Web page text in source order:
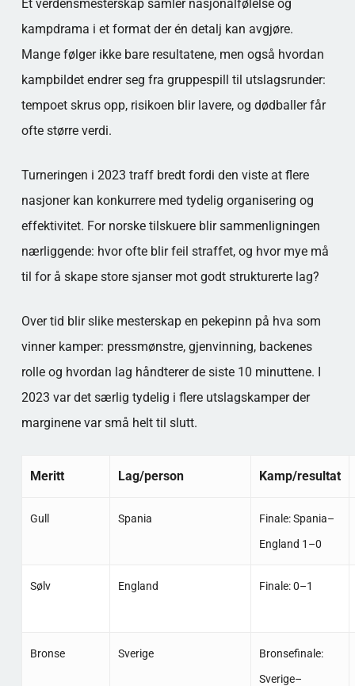
Et verdensmesterskap samler nasjonalfølelse og
kampdrama i et format der én detalj kan avgjøre.
Mange følger ikke bare resultatene, men også hvordan
kampbildet endrer seg fra gruppespill til utslagsrunder:
tempoet skrus opp, risikoen blir lavere, og dødballer får
ofte større verdi.
Turneringen i 2023 traff bredt fordi den viste at flere
nasjoner kan konkurrere med tydelig organisering og
effektivitet. For norske tilskuere blir sammenligningen
nærliggende: hvor ofte blir feil straffet, og hvor mye må
til for å skape store sjanser mot godt strukturerte lag?
Over tid blir slike mesterskap en pekepinn på hva som
vinner kamper: pressmønstre, gjenvinning, backenes
rolle og hvordan lag håndterer de siste 10 minuttene. I
2023 var det særlig tydelig i flere utslagskamper der
marginene var små helt til slutt.
Meritt Lag/person Kamp/resultat
Gull Spania
Finale: Spania–
England 1–0
Sølv England Finale: 0–1
Bronse Sverige
Bronsefinale:
Sverige–